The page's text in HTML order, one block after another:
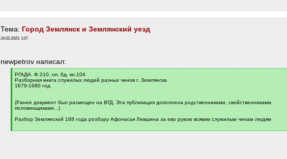
Тема: Город Землянск и Землянский уезд
24.02.2023, 1:07
newpetrov написал:
[
q
]
РГАДА. Ф.210, оп. 6д, кн.104
Разборная книга служилых людей разных чинов г. Землянска
1679-1680 год
(Ранее документ был размещен на ВГД. Эта публикация дополнена родственниками, свойственниками,
половинщиками...)
Разбор Землянской 188 года розбору Афонасья Левшина за ево рукою всяким служилым чинам людям
[